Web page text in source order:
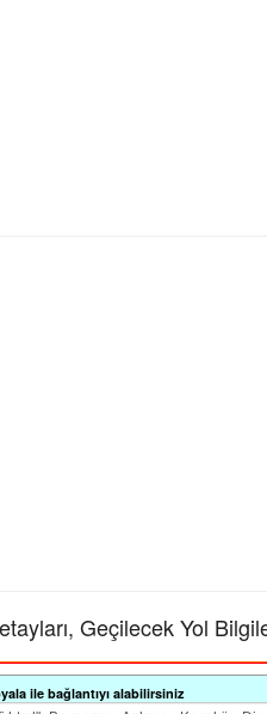
Geçilecek Yol
ile bağlantıyı alabilirsiniz